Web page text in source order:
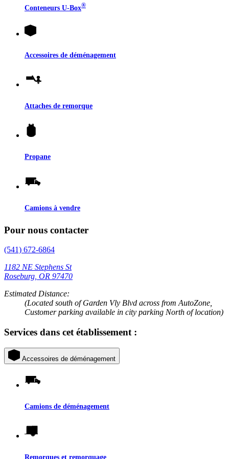
Conteneurs U-Box®
Accessoires de déménagement
Attaches de remorque
Propane
Camions à vendre
Pour nous contacter
(541) 672-6864
1182 NE Stephens St
Roseburg, OR 97470
Estimated Distance:
(Located south of Garden Vly Blvd across from AutoZone,
Customer parking available in city parking North of location)
Services dans cet établissement :
Accessoires de déménagement
Camions de déménagement
Remorques et remorquage